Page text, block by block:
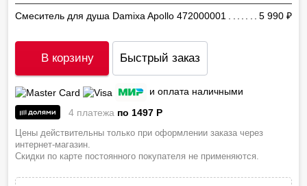
Смеситель для душа Damixa Apollo 472000001 5 990
В корзину Быстрый заказ
и оплата наличными
4 платежа по 1497 P
Цены действительны только при оформлении заказа через
интернет-магазин.
Скидки по карте постоянного покупателя не применяются.